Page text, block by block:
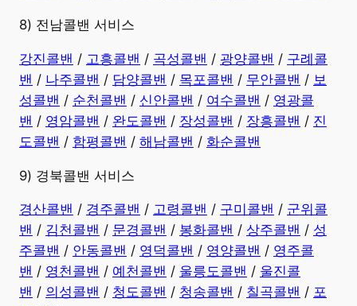
8) 전남콜밴 서비스
강진콜밴 / 고흥콜밴 / 곡성콜밴 / 광양콜밴 / 구례콜
밴 / 나주콜밴 / 담양콜밴 / 목포콜밴 / 무안콜밴 / 보
성콜밴 / 순천콜밴 / 신안콜밴 / 여수콜밴 / 영광콜
밴 / 영암콜밴 / 완도콜밴 / 장성콜밴 / 장흥콜밴 / 진
도콜밴 / 함평콜밴 / 해남콜밴 / 화순콜밴
9) 경북콜밴 서비스
경산콜밴 / 경주콜밴 / 고령콜밴 / 구미콜밴 / 군위콜
밴 / 김천콜밴 / 문경콜밴 / 봉화콜밴 / 상주콜밴 / 성
주콜밴 / 안동콜밴 / 영덕콜밴 / 영양콜밴 / 영주콜
밴 / 영천콜밴 / 예천콜밴 / 울릉도콜밴 / 울진콜
밴 / 의성콜밴 / 청도콜밴 / 청송콜밴 / 칠곡콜밴 / 포